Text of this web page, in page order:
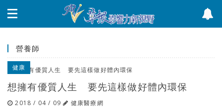
營養師
健康
想擁有優質人生 要先這樣做好體內環保
2018 / 04 / 09 健康醫療網